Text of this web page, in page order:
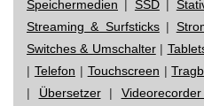
Speichermedien SSD|
Streaming & Surfsticks|
Switches & Umschalter|
| Telefon | Touchscreen |
| Übersetzer|